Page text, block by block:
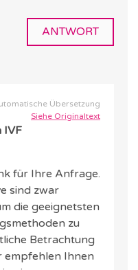
ANTWORT
Übersetzung
Siehe Originaltext
IVF
für Ihre Anfrage.
sind zwar
die geeignetsten
zu
Betrachtung
empfehlen Ihnen